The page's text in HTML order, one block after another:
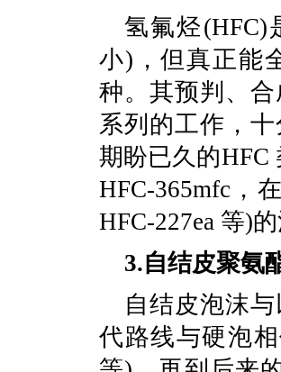
氢氟烃(HFC)
小)，但真正能
种。其预判、
系列的工作，
期盼已久的HFC
HFC-365mfc，
HFC-227ea 等)
3.自结皮聚氨
自结皮泡沫
代路线与硬泡